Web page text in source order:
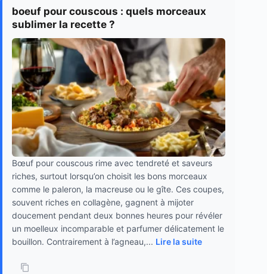
boeuf pour couscous : quels morceaux
sublimer la recette ?
Bœuf pour couscous rime avec tendreté et saveurs
riches, surtout lorsqu’on choisit les bons morceaux
comme le paleron, la macreuse ou le gîte. Ces coupes,
souvent riches en collagène, gagnent à mijoter
doucement pendant deux bonnes heures pour révéler
un moelleux incomparable et parfumer délicatement le
bouillon. Contrairement à l’agneau,... Lire la suite